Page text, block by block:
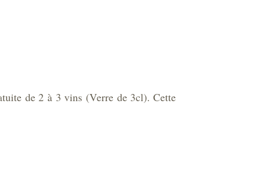
de 2 à 3 vins (Verre de 3cl). Cette